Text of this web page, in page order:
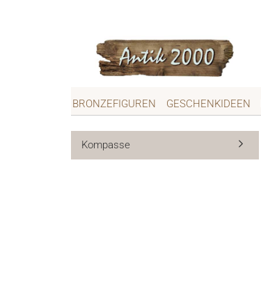
BRONZEFIGUREN GESCHENKIDEEN
Kompasse